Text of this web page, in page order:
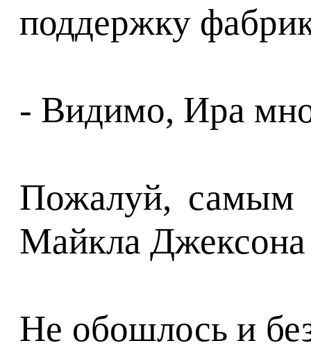
поддержку
- Видимо, Ира
Пожалуй, самым
Майкла
Не обошлось и